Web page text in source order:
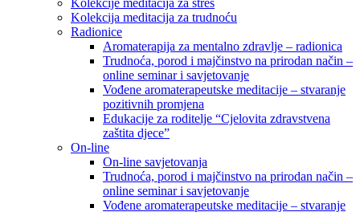
Kolekcije meditacija za stres
Kolekcija meditacija za trudnoću
Radionice
Aromaterapija za mentalno zdravlje – radionica
Trudnoća, porod i majčinstvo na prirodan način –
online seminar i savjetovanje
Vođene aromaterapeutske meditacije – stvaranje
pozitivnih promjena
Edukacije za roditelje “Cjelovita zdravstvena
zaštita djece”
On-line
On-line savjetovanja
Trudnoća, porod i majčinstvo na prirodan način –
online seminar i savjetovanje
Vođene aromaterapeutske meditacije – stvaranje